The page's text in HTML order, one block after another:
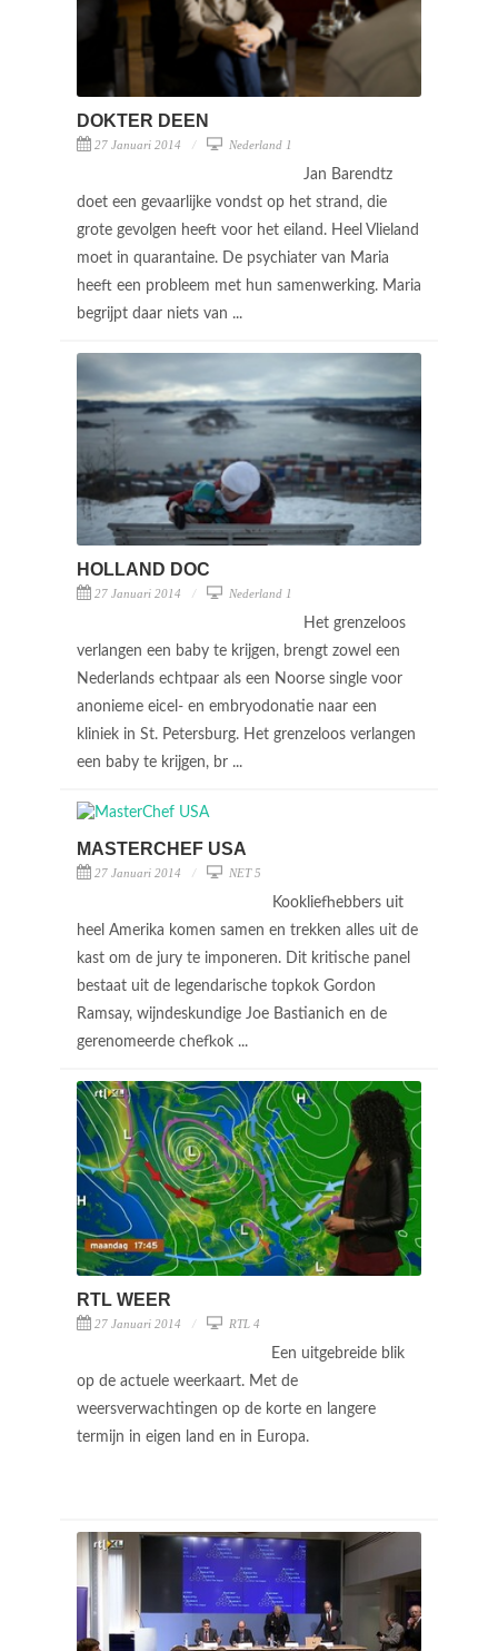
DOKTER DEEN
27 Januari 2014 Nederland 1
Jan Barendtz
doet een gevaarlijke vondst op het strand, die
grote gevolgen heeft voor het eiland. Heel Vlieland
moet in quarantaine. De psychiater van Maria
heeft een probleem met hun samenwerking. Maria
begrijpt daar niets van ...
HOLLAND DOC
27 Januari 2014 Nederland 1
Het grenzeloos
verlangen een baby te krijgen, brengt zowel een
Nederlands echtpaar als een Noorse single voor
anonieme eicel- en embryodonatie naar een
kliniek in St. Petersburg. Het grenzeloos verlangen
een baby te krijgen, br ...
MASTERCHEF USA
27 Januari 2014 NET 5
Kookliefhebbers uit
heel Amerika komen samen en trekken alles uit de
kast om de jury te imponeren. Dit kritische panel
bestaat uit de legendarische topkok Gordon
Ramsay, wijndeskundige Joe Bastianich en de
gerenomeerde chefkok ...
RTL WEER
27 Januari 2014 RTL 4
Een uitgebreide blik
op de actuele weerkaart. Met de
weersverwachtingen op de korte en langere
termijn in eigen land en in Europa.